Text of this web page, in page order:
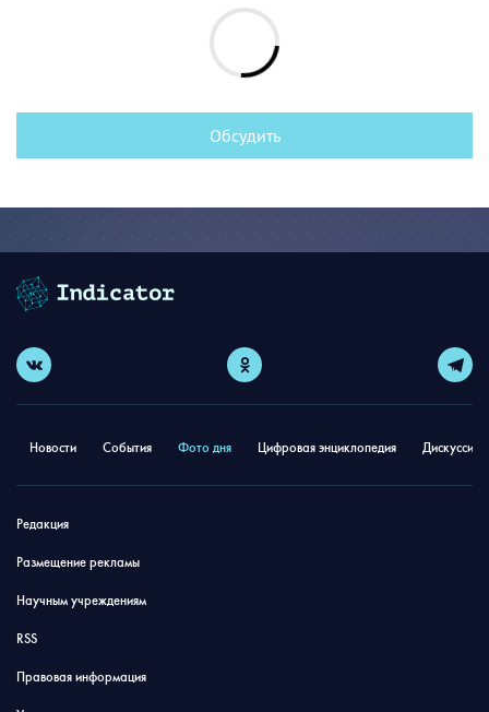
Обсудить
Новости События Фото дня Цифровая энциклопедия
Редакция
Размещение рекламы
Научным учреждениям
RSS
Правовая информация